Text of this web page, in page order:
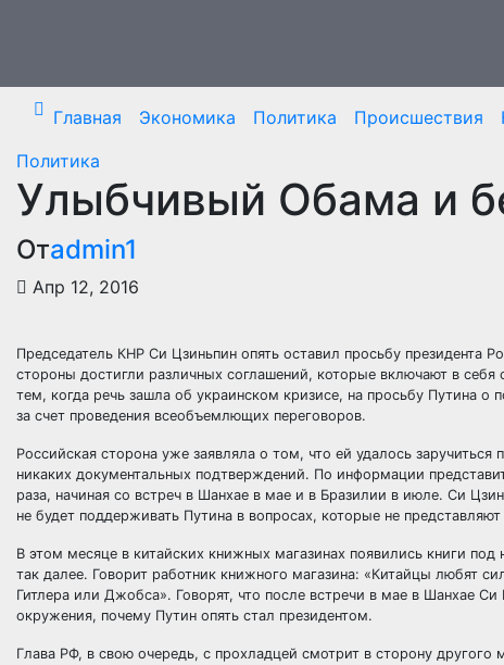
Главная Экономика Политика Происшествия
Политика
Улыбчивый Обама и
Отadmin1
Апр 12, 2016
Председатель КНР Си Цзиньпин опять оставил просьбу президента
стороны достигли различных соглашений, которые включают в
тем, когда речь зашла об украинском кризисе, на просьбу Путина о
за счет проведения всеобъемлющих переговоров.
Российская сторона уже заявляла о том, что ей удалось
никаких документальных подтверждений. По информации
раза, начиная со встреч в Шанхае в мае и в Бразилии в июле. Си
не будет поддерживать Путина в вопросах, которые не
В этом месяце в китайских книжных магазинах появились книги
так далее. Говорит работник книжного магазина: «Китайцы любят
Гитлера или Джобса». Говорят, что после встречи в мае в Шанхае
окружения, почему Путин опять стал президентом.
Глава РФ, в свою очередь, с прохладцей смотрит в сторону